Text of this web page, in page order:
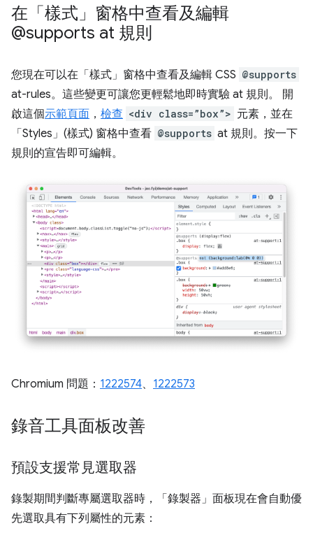
在「樣式」窗格中查看及編輯
@supports at 規則
您現在可以在「樣式」 窗格中查看及編輯 CSS @supports
at-rules。這些變更可讓您更輕鬆地即時實驗 at 規則。 開
啟這個示範頁面 ， 檢查 <div class=”box”> 元素，並在
「Styles」(樣式) 窗格中查看 @supports at 規則。按一下
規則的宣告即可編輯。
Chromium 問題： 1222574、 1222573
錄音工具面板改善
預設支援常見選取器
錄製期間判斷專屬選取器時，「錄製器」 面板現在會自動優
先選取具有下列屬性的元素：